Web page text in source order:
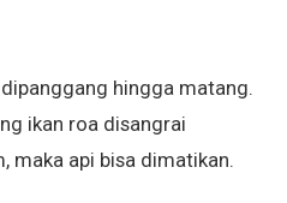
hingga matang.
ikan roa disangrai
maka api bisa dimatikan.